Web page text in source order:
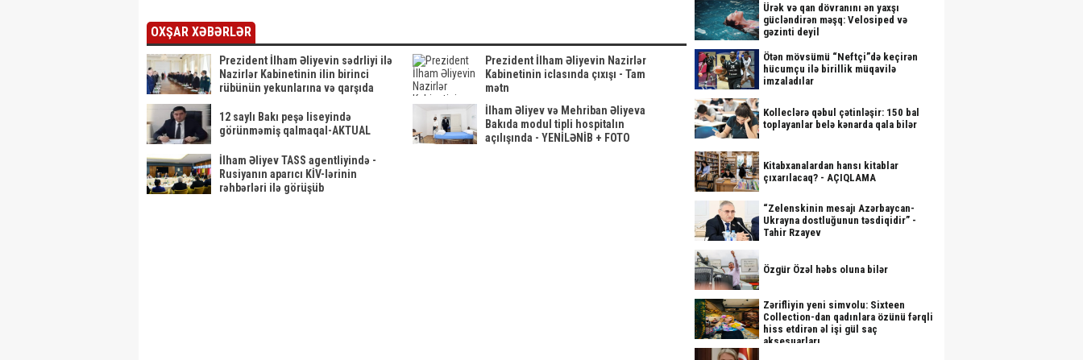
OXŞAR XƏBƏRLƏR
Prezident İlham Əliyevin sədrliyi ilə
Nazirlər Kabinetinin ilin birinci
rübünün yekunlarına və qarşıda
keçirilib
Prezident İlham Əliyevin Nazirlər
Kabinetinin iclasında çıxışı - Tam
mətn
12 saylı Bakı peşə liseyində
görünməmiş qalmaqal-AKTUAL
İlham Əliyev və Mehriban Əliyeva
Bakıda modul tipli hospitalın
açılışında - YENİLƏNİB + FOTO
İlham Əliyev TASS agentliyində -
Rusiyanın aparıcı KİV-lərinin
rəhbərləri ilə görüşüb
Ürək və qan dövranını ən yaxşı
gücləndirən məşq: Velosiped və
gəzinti deyil
Ötən mövsümü “Neftçi”də keçirən
hücumçu ilə birillik müqavilə
imzaladılar
Kolleclərə qəbul çətinləşir: 150 bal
toplayanlar belə kənarda qala bilər
Kitabxanalardan hansı kitablar
çıxarılacaq? - AÇIQLAMA
“Zelenskinin mesajı Azərbaycan-
Ukrayna dostluğunun təsdiqidir” -
Tahir Rzayev
Özgür Özəl həbs oluna bilər
Zərifliyin yeni simvolu: Sixteen
Collection-dan qadınlara özünü fərqli
hiss etdirən əl işi gül saç
aksesuarları